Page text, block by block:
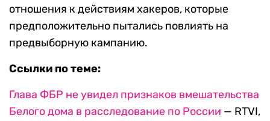
отношения к действиям хакеров, которые
предположительно пытались повлиять на
предвыборную кампанию.
Ссылки по теме:
Глава ФБР не увидел признаков вмешательства
Белого дома в расследование по России — RTVI,